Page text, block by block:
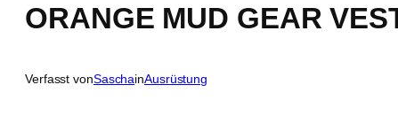
ORANGE MUD GEAR
Verfasst vonSaschainAusrüstung